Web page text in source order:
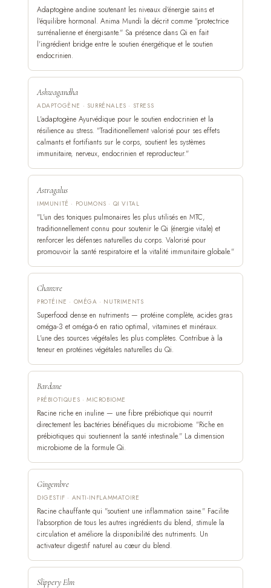
Adaptogène andine soutenant les niveaux d'énergie sains et
l'équilibre hormonal. Anima Mundi la décrit comme "protectrice
surrénalienne et énergisante." Sa présence dans Qi en fait
l'ingrédient bridge entre le soutien énergétique et le soutien
endocrinien.
Ashwagandha
ADAPTOGÈNE · SURRÉNALES · STRESS
L'adaptogène Ayurvédique pour le soutien endocrinien et la
résilience au stress. "Traditionellement valorisé pour ses effets
calmants et fortifiants sur le corps, soutient les systèmes
immunitaire, nerveux, endocrinien et reproducteur."
Astragalus
IMMUNITÉ · POUMONS · QI VITAL
"L'un des toniques pulmonaires les plus utilisés en MTC,
traditionnellement connu pour soutenir le Qi (énergie vitale) et
renforcer les défenses naturelles du corps. Valorisé pour
promouvoir la santé respiratoire et la vitalité immunitaire globale."
Chanvre
PROTÉINE · OMÉGA · NUTRIMENTS
Superfood dense en nutriments — protéine complète, acides gras
oméga-3 et oméga-6 en ratio optimal, vitamines et minéraux.
L'une des sources végétales les plus complètes. Contribue à la
teneur en protéines végétales naturelles du Qi.
Bardane
PRÉBIOTIQUES · MICROBIOME
Racine riche en inuline — une fibre prébiotique qui nourrit
directement les bactéries bénéfiques du microbiome. "Riche en
prébiotiques qui soutiennent la santé intestinale." La dimension
microbiome de la formule Qi.
Gingembre
DIGESTIF · ANTI-INFLAMMATOIRE
Racine chauffante qui "soutient une inflammation saine." Facilite
l'absorption de tous les autres ingrédients du blend, stimule la
circulation et améliore la disponibilité des nutriments. Un
activateur digestif naturel au cœur du blend.
Slippery Elm